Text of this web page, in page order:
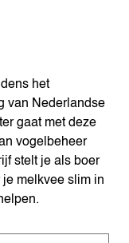
het
van Nederlandse
gaat met deze
vogelbeheer
stelt je als boer
je melkvee slim in